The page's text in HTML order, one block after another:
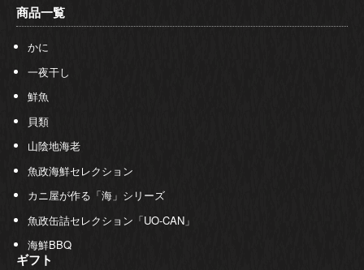
商品一覧
かに
一夜干し
鮮魚
貝類
山陰地海老
魚政海鮮セレクション
カニ屋が作る「海」シリーズ
魚政缶詰セレクション「UO-CAN」
海鮮BBQ
ギフト